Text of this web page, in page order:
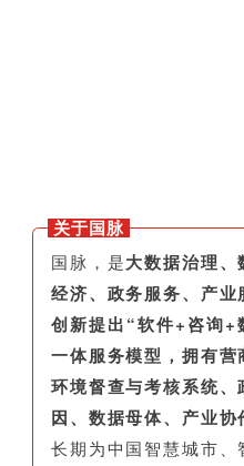
关于国脉
国脉，是大数据治理
经济、政务服务、产业
创新提出“软件+咨询
一体服务模型，拥有
环境督查与考核系统
因、数据母体、产业协
长期为中国智慧城市